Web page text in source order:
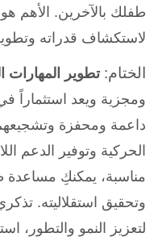
طفلك بالآخرين. الأهم
لاستكشاف قدراته
الختام:تطوير المهارات
ومجزية ويعد استثماراً
داعمة ومحفزة و
الحركية وتوفير الدعم
مناسبة، يمكنكِ
وتحقيق استقلاليته.
لتعزيز النمو والتطور،